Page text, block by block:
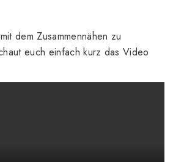
dem Zusammennähen zu
euch einfach kurz das Video